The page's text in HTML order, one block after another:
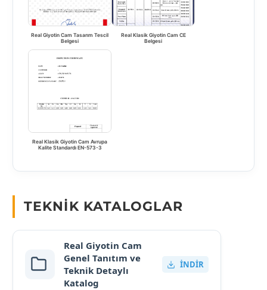
Real Giyotin Cam Tasarım Tescil
Belgesi
Real Klasik Giyotin Cam CE
Belgesi
Real Klasik Giyotin Cam Avrupa
Kalite Standardı EN-573-3
TEKNIK KATALOGLAR
Real Giyotin Cam
Genel Tanıtım ve
Teknik Detaylı
Katalog
İNDIR